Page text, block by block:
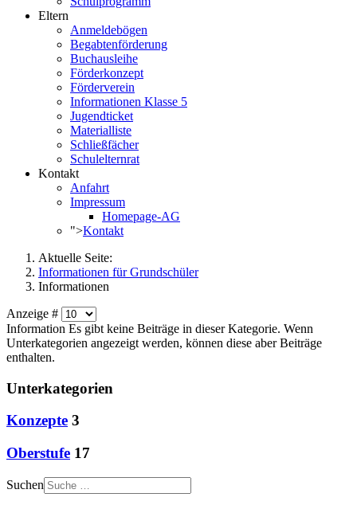
Eltern
Anmeldebögen
Begabtenförderung
Buchausleihe
Förderkonzept
Förderverein
Informationen Klasse 5
Jugendticket
Materialliste
Schließfächer
Schulelternrat
Kontakt
Anfahrt
Impressum
Homepage-AG
">Kontakt
Aktuelle Seite:
Informationen für Grundschüler
Informationen
Anzeige #
Information Es gibt keine Beiträge in dieser Kategorie. Wenn
Unterkategorien angezeigt werden, können diese aber Beiträge
enthalten.
Unterkategorien
Konzepte 3
Oberstufe 17
Suchen